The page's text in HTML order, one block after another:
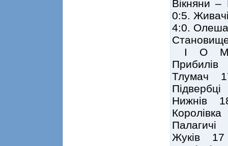
Вікняни –
0:5.
4:0.
І О
Тлумач
Нижнів
Жуків